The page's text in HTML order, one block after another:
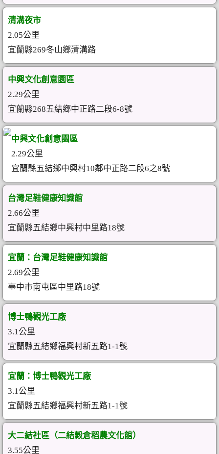
清溝夜市
2.05公里
宜蘭縣269冬山鄉清溝路
中興文化創意園區
2.29公里
宜蘭縣268五結鄉中正路二段6-8號
中興文化創意園區
2.29公里
宜蘭縣五結鄉中興村10鄰中正路二段6之8號
台灣足鞋健康知識館
2.66公里
宜蘭縣五結鄉中興村中里路18號
宜蘭：台灣足鞋健康知識館
2.69公里
臺中市南屯區中里路18號
博士鴨觀光工廠
3.1公里
宜蘭縣五結鄉福興村新五路1-1號
宜蘭：博士鴨觀光工廠
3.1公里
宜蘭縣五結鄉福興村新五路1-1號
大二結社區（二結穀倉稻農文化館）
3.55公里